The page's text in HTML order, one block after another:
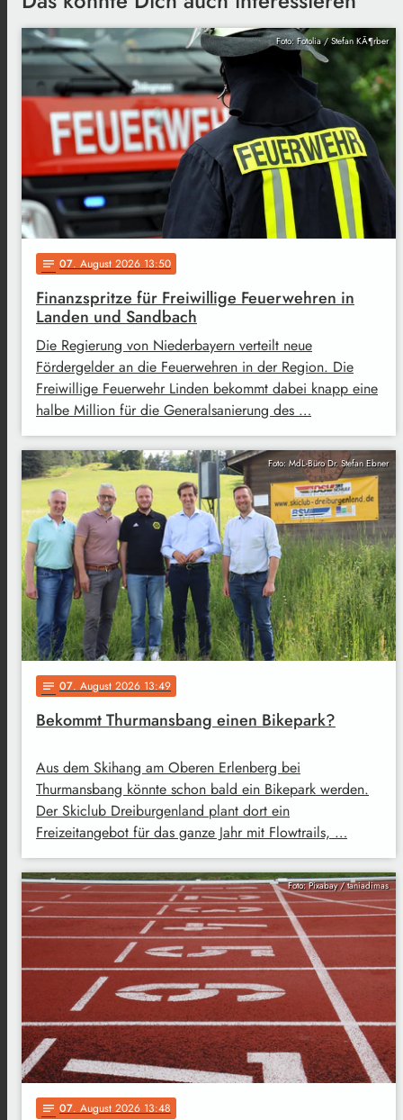
Foto: Fotolia / Stefan KÃ¶rber
notes 07. August 2026 13:50
Finanzspritze für Freiwillige Feuerwehren in
Landen und Sandbach
Die Regierung von Niederbayern verteilt neue
Fördergelder an die Feuerwehren in der Region. Die
Freiwillige Feuerwehr Linden bekommt dabei knapp eine
halbe Million für die Generalsanierung des …
Foto: MdL-Büro Dr. Stefan Ebner
notes 07. August 2026 13:49
Bekommt Thurmansbang einen Bikepark?
Aus dem Skihang am Oberen Erlenberg bei
Thurmansbang könnte schon bald ein Bikepark werden.
Der Skiclub Dreiburgenland plant dort ein
Freizeitangebot für das ganze Jahr mit Flowtrails, …
Foto: Pixabay / taniadimas
notes 07. August 2026 13:48